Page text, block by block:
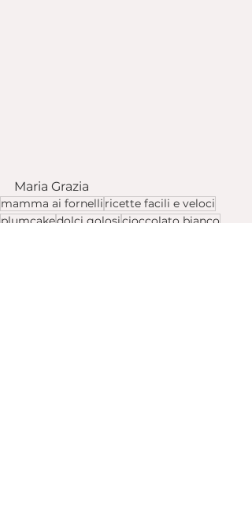
Maria Grazia
mamma ai fornelli ricette facili e veloci
plumcakedolci golosicioccolato bianco